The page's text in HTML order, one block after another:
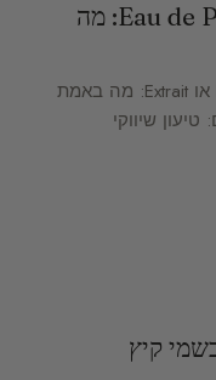
Eau de Toilette לעומת Eau de Parfum: מה
תוכן ענייניםEau de Toilette, Eau de Parfum או Extrait: מה באמת
שיווקי
קיץ